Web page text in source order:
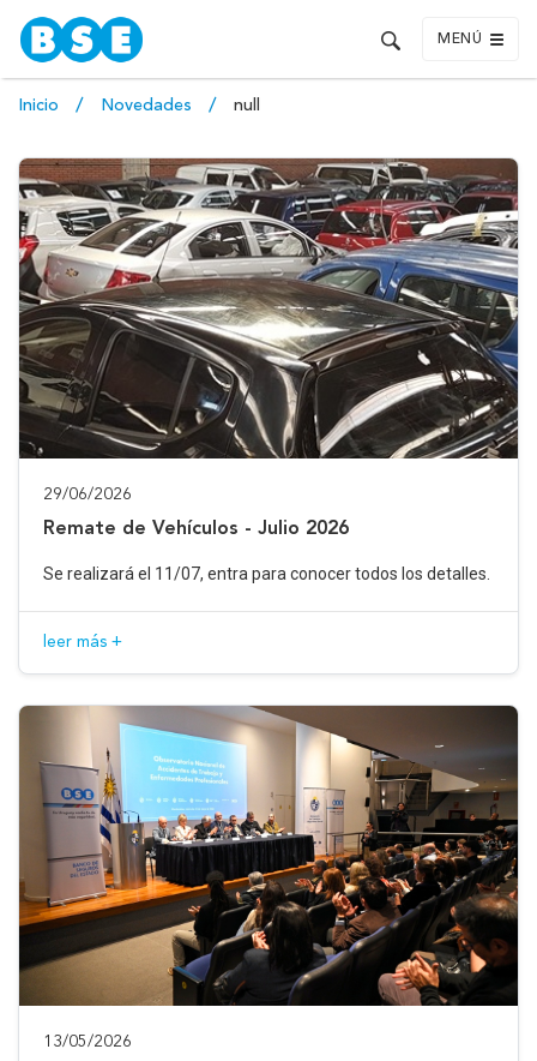
MENÚ
Inicio Novedades null
29/06/2026
Remate de Vehículos - Julio 2026
Se realizará el 11/07, entra para conocer todos los detalles.
leer más +
13/05/2026